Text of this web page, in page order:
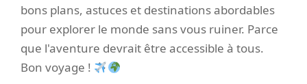
bons plans, astuces et destinations abordables
pour explorer le monde sans vous ruiner. Parce
que l'aventure devrait être accessible à tous.
Bon voyage !